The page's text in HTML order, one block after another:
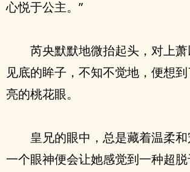
心悦于公主。”
芮央默默地微抬起头，对上
见底的眸子，不知不觉地，便想
亮的桃花眼。
皇兄的眼中，总是藏着温柔
一个眼神便会让她感觉到一种超脱